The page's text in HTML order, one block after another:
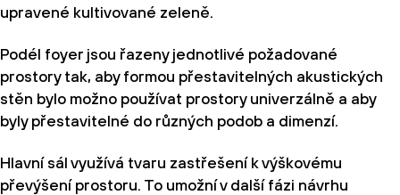
upravené kultivované zeleně.
Podél foyer jsou řazeny jednotlivé požadované
prostory tak, aby formou přestavitelných akustických
stěn bylo možno používat prostory univerzálně a aby
byly přestavitelné do různých podob a dimenzí.
Hlavní sál využívá tvaru zastřešení k výškovému
převýšení prostoru. To umožní v další fázi návrhu